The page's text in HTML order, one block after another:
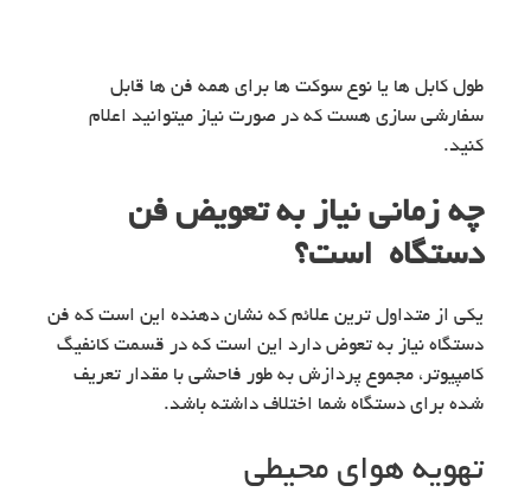
طول کابل ها یا نوع سوکت ها برای همه فن ها قابل
سفارشی سازی هست که در صورت نیاز میتوانید اعلام
کنید.
چه زماني نياز به تعويض فن
دستگاه است؟
يكي از متداول ترین علائم كه نشان دهنده اين است كه فن
دستگاه نياز به تعوض دارد اين است كه در قسمت كانفيگ
کامپیوتر، مجموع پردازش به طور فاحشی با مقدار تعریف
شده برای دستگاه شما اختلاف داشته باشد.
تهویه هوای محیطی